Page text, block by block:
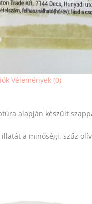
Vélemények (0)
alapján készült
illatát a minőségi, szűz